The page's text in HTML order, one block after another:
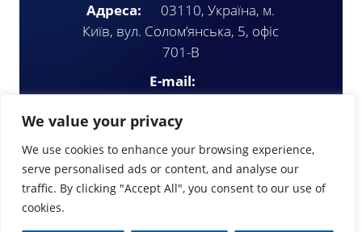
We value your privacy
We use cookies to enhance your browsing experience,
serve personalised ads or content, and analyse our
traffic. By clicking "Accept All", you consent to our use of
cookies.
Адреса:
03110, Україна, м.
Київ, вул. Солом’янська, 5, офіс
701-В
E-mail: